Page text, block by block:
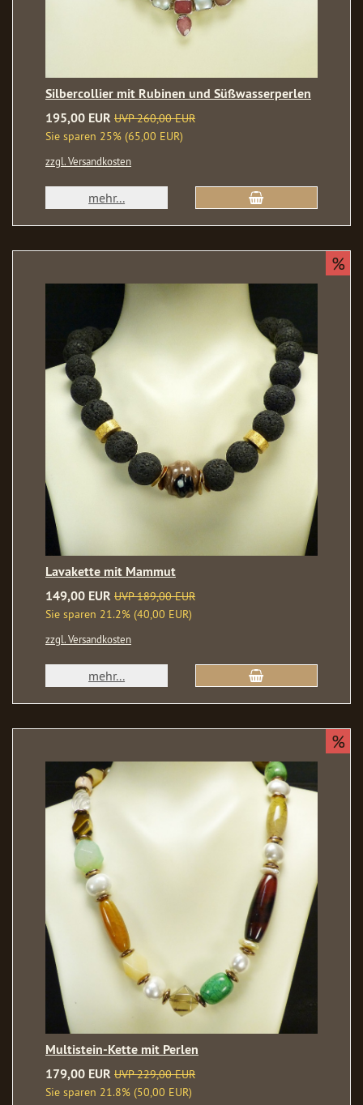
Silbercollier mit Rubinen und Süßwasserperlen
195,00 EUR UVP 260,00 EUR
Sie sparen 25% (65,00 EUR)
zzgl. Versandkosten
mehr...
Lavakette mit Mammut
149,00 EUR UVP 189,00 EUR
Sie sparen 21.2% (40,00 EUR)
zzgl. Versandkosten
mehr...
%
Multistein-Kette mit Perlen
179,00 EUR UVP 229,00 EUR
Sie sparen 21.8% (50,00 EUR)
%